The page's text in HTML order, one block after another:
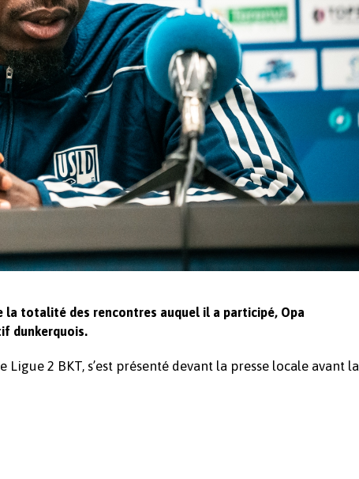
totalité des rencontres auquel il a participé, Opa
dunkerquois.
2 BKT, s’est présenté devant la presse locale avant la